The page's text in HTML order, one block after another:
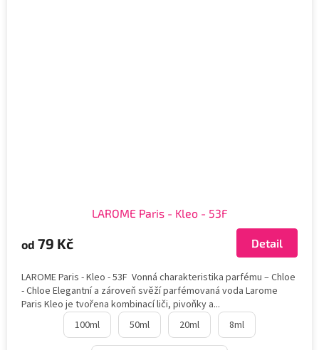
LAROME Paris - Kleo - 53F
od 79 Kč Detail
LAROME Paris - Kleo - 53F Vonná charakteristika parfému – Chloe
- Chloe Elegantní a zároveň svěží parfémovaná voda Larome
Paris Kleo je tvořena kombinací liči, pivoňky a...
100ml
50ml 20ml 8ml